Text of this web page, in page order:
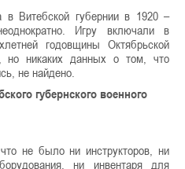
в Витебской губернии в 1920 –
Игру включали в
годовщины Октябрьской
но никаких данных о том, что
не найдено.
губернского военного
не было ни инструкторов, ни
ни инвентаря для